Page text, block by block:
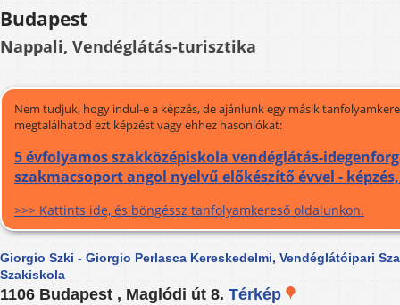
Budapest
Nappali, Vendéglátás-turisztika
Nem tudjuk, hogy indul-e a képzés, de ajánlunk egy másik
megtalálhatod ezt képzést vagy ehhez hasonlókat:
5 évfolyamos szakközépiskola vendéglátás-
szakmacsoport angol nyelvű előkészítő évvel -
>>> Kattints ide, és böngéssz tanfolyamkereső oldalunkon.
Giorgio Szki - Giorgio Perlasca Kereskedelmi, Vendéglátóipari
Szakiskola
1106 Budapest , Maglódi út 8. Térkép